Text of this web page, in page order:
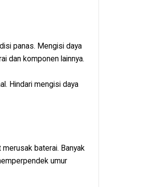
panas. Mengisi daya
dan komponen lainnya.
Hindari mengisi daya
baterai. Banyak
umur